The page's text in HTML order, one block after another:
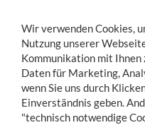
Toggle
navigation
MENÜ
Wir verwenden Cookies,
Nutzung unserer
Kommunikation mit
Daten für Marketing,
wenn Sie uns durch
Einverständnis geben.
"technisch notwendige